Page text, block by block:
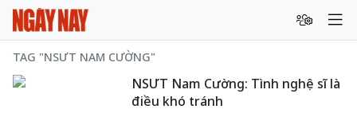
TAG "NSƯT NAM CƯỜNG"
NSƯT Nam Cường: Tình nghệ sĩ là
điều khó tránh